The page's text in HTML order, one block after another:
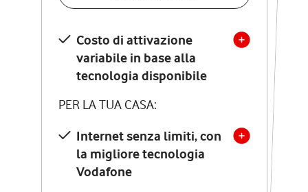
Costo di attivazione
variabile in base alla
tecnologia disponibile
PER LA TUA CASA:
Internet senza limiti, con
la migliore tecnologia
Vodafone
Costo di attivazione
variabile in base alla
tecnologia disponibile
PER LA TUA CASA:
Internet senza limiti, con
la migliore tecnologia
Vodafone
Modem Seven con Wi-Fi 7